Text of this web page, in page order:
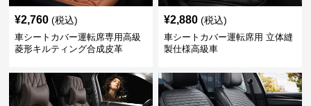
¥2,760 (税込)
車シートカバー運転席専用高級
菱形キルティング合成皮革
¥2,880 (税込)
車シートカバー運転席用 立体縫
製仕様高級車